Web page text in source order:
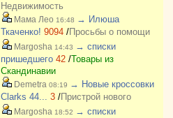
Недвижимость
Мама Лео 16:48 → Илюша
Ткаченко! 9094/Просьбы о помощи
Margosha 14:43 → списки
пришедшего 42/Товары из
Скандинавии
Demetra 08:19 → Новые кроссовки
Clarks 44... 3/Пристрой нового
Margosha 18:52 → списки